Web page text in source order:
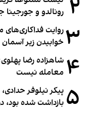
۲ رونالدو و جورجینا
۳ خوابیدن زیر
۴ شاهزاده رضا
معامله نیست
۵ پیکر نیلوفر
بازداشت شده بود،